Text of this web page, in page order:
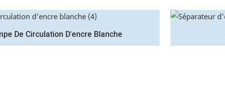
De Circulation D'encre Blanche